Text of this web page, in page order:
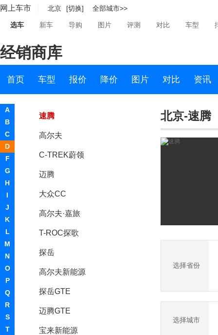
网上车市 北京 [切换] 全部城市>>
选车 新车 导购 图片 评测 对比 车型
经销商库
首页 车型 报价 降价 图片 对比 资讯
A
B
C
D
F
G
H
I
J
K
L
M
N
O
P
Q
R
S
T
ID.6 X
一汽-大众
宝来
速腾
高尔夫
C-TREK蔚领
迈腾
大众CC
高尔夫·嘉旅
T-ROC探歌
探岳
高尔夫新能源
探岳GTE
迈腾GTE
宝来新能源
北京-速腾
选择省份
选择城市